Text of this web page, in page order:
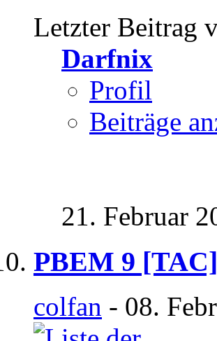
Letzter Beitrag
Darfnix
Profil
Beiträge
21. Februar
PBEM 9 [TAC]
colfan - 08.